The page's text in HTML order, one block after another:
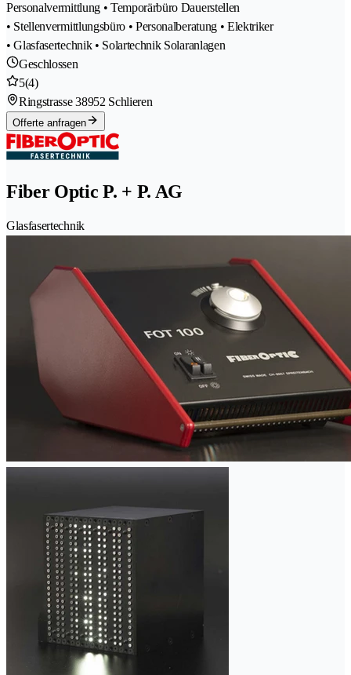
Personalvermittlung • Temporärbüro Dauerstellen
• Stellenvermittlungsbüro • Personalberatung • Elektriker
• Glasfasertechnik • Solartechnik Solaranlagen
Geschlossen
5(4)
Ringstrasse 38952 Schlieren
Offerte anfragen
Fiber Optic P. + P. AG
Glasfasertechnik